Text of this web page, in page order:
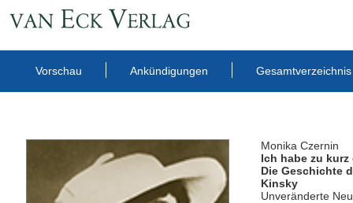
Vorschau Ankündigungen Gesamtverzeichnis
Monika Czernin
Ich habe zu kurz
Die Geschichte
Kinsky
Unveränderte